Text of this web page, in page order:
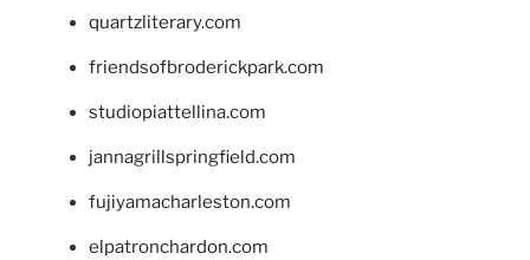
quartzliterary.com
friendsofbroderickpark.com
studiopiattellina.com
jannagrillspringfield.com
fujiyamacharleston.com
elpatronchardon.com